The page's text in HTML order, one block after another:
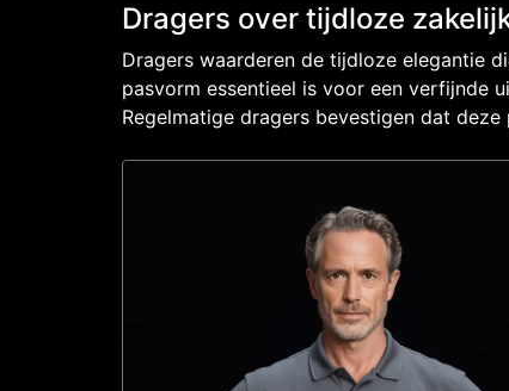
Dragers over tijdloze
Dragers waarderen de tijdloze elegantie
pasvorm essentieel is voor een verfijnde
Regelmatige dragers bevestigen dat